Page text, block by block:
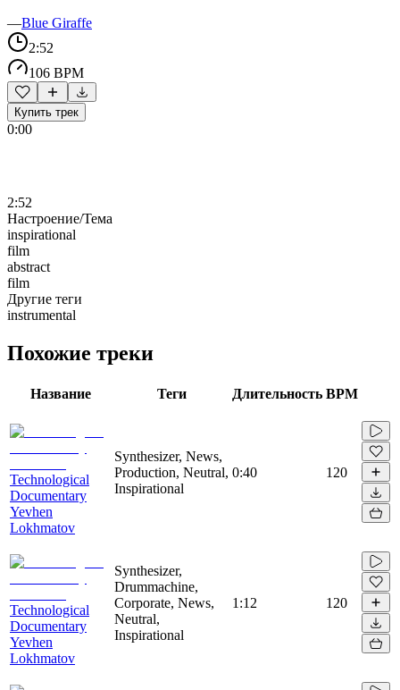
—Blue Giraffe
2:52
106 BPM
Купить трек
0:00
2:52
Настроение/Тема
inspirational
film
abstract
film
Другие теги
instrumental
Похожие треки
Название Теги Длительность BPM
Technological
Documentary
Yevhen
Lokhmatov
Synthesizer, News,
Production, Neutral,
Inspirational
0:40 120
Technological
Documentary
Yevhen
Lokhmatov
Synthesizer,
Drummachine,
Corporate, News,
Neutral,
Inspirational
1:12 120